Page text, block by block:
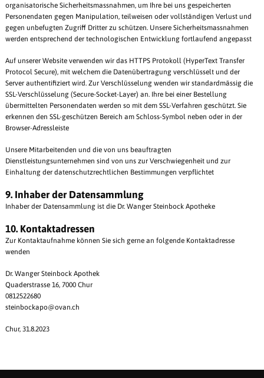
organisatorische Sicherheitsmassnahmen, um Ihre bei uns gespeicherten
Personendaten gegen Manipulation, teilweisen oder vollständigen Verlust und
gegen unbefugten Zugriff Dritter zu schützen. Unsere Sicherheitsmassnahmen
werden entsprechend der technologischen Entwicklung fortlaufend angepasst
Auf unserer Website verwenden wir das HTTPS Protokoll (HyperText Transfer
Protocol Secure), mit welchem die Datenübertragung verschlüsselt und der
Server authentifiziert wird. Zur Verschlüsselung wenden wir standardmässig die
SSL-Verschlüsselung (Secure-Socket-Layer) an. Ihre bei einer Bestellung
übermittelten Personendaten werden so mit dem SSL-Verfahren geschützt. Sie
erkennen den SSL-geschützen Bereich am Schloss-Symbol neben oder in der
Browser-Adressleiste
Unsere Mitarbeitenden und die von uns beauftragten
Dienstleistungsunternehmen sind von uns zur Verschwiegenheit und zur
Einhaltung der datenschutzrechtlichen Bestimmungen verpflichtet
9. Inhaber der Datensammlung
Inhaber der Datensammlung ist die Dr. Wanger Steinbock Apotheke
10. Kontaktadressen
Zur Kontaktaufnahme können Sie sich gerne an folgende Kontaktadresse
wenden
Dr. Wanger Steinbock Apothek
Quaderstrasse 16, 7000 Chur
0812522680
steinbockapo@ovan.ch
Chur, 31.8.2023